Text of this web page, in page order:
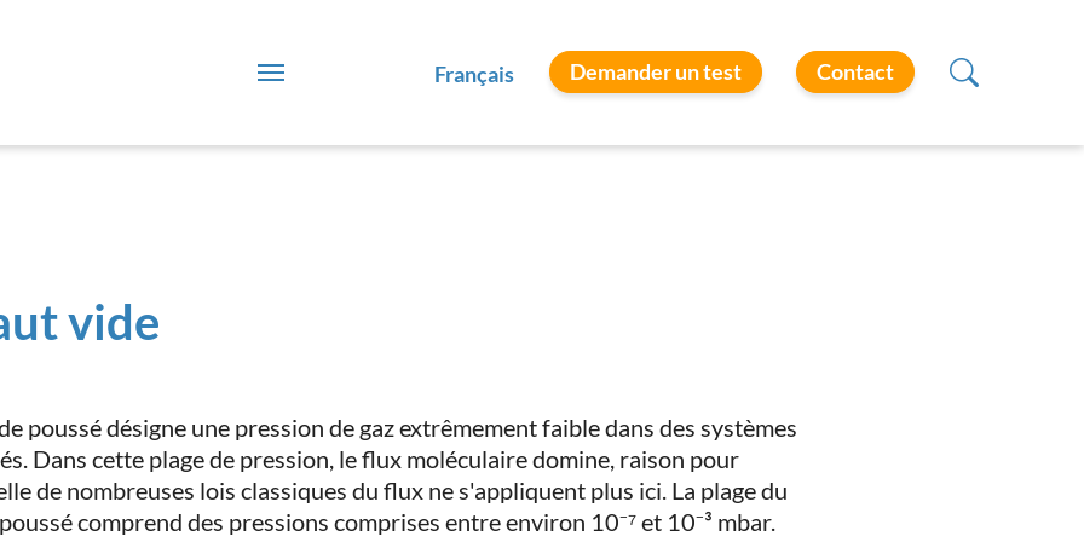
Français Demander un test Contact
vide
poussé désigne une pression de gaz extrêmement faible dans des systèmes
Dans cette plage de pression, le flux moléculaire domine, raison pour
de nombreuses lois classiques du flux ne s'appliquent plus ici. La plage du
comprend des pressions comprises entre environ 10⁻⁷ et 10⁻³ mbar.